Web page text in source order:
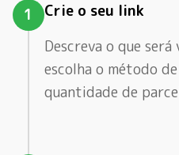
1
Crie o seu link
Descreva o que
escolha o método
quantidade de